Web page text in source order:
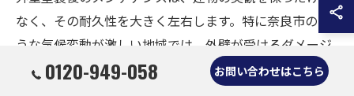
なく、その耐久性を大きく左右します。特に奈良市のよ
うな気候変動が激しい地域では、外壁が受けるダメージ
は無視できません。施工直後は美しい外観を誇る外壁
も、時間の経過とともに塗膜の劣化が進行します。これ
0120-949-058 お問い合わせはこちら